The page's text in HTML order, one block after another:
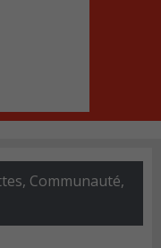
, Communauté,